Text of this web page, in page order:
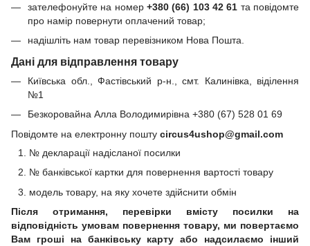
зателефонуйте на номер +380 (66) 103 42 61 та повідомте
про намір повернути оплачений товар;
надішліть нам товар перевізником Нова Пошта.
Дані для відправлення товару
Київська обл., Фастівський р-н., смт. Калинівка, віділення
№1
Безкоровайна Алла Володимирівна +380 (67) 528 01 69
Повідомте на електронну пошту circus4ushop@gmail.com
№ декларації надісланої посилки
№ банківської картки для повернення вартості товару
модель товару, на яку хочете здійснити обмін
Після отримання, перевірки вмісту посилки на
відповідність умовам повернення товару, ми повертаємо
Вам гроші на банківську карту або надсилаємо інший